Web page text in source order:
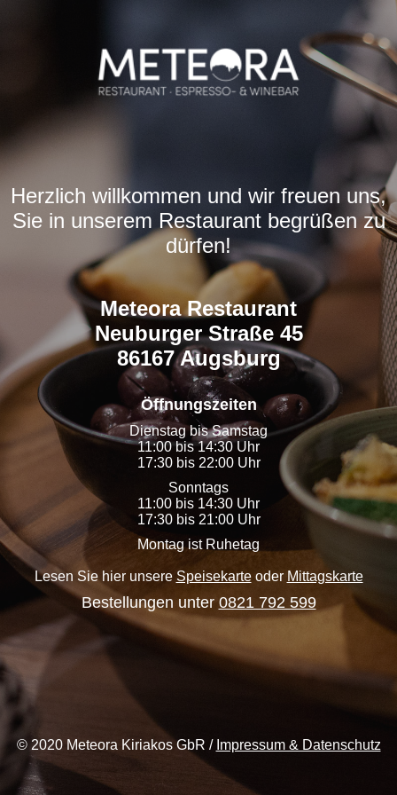
Herzlich willkommen und wir freuen uns,
Sie in unserem Restaurant begrüßen zu
dürfen!
Meteora Restaurant
Neuburger Straße 45
86167 Augsburg
Öffnungszeiten
Dienstag bis Samstag
11:00 bis 14:30 Uhr
17:30 bis 22:00 Uhr
Sonntags
11:00 bis 14:30 Uhr
17:30 bis 21:00 Uhr
Montag ist Ruhetag
Lesen Sie hier unsere Speisekarteoder Mittagskarte
Bestellungen unter 0821 792 599
© 2020 Meteora Kiriakos GbR / Impressum & Datenschutz